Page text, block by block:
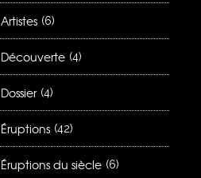
Artistes (6)
Découverte (4)
Dossier (4)
Éruptions (42)
Éruptions du siècle (6)